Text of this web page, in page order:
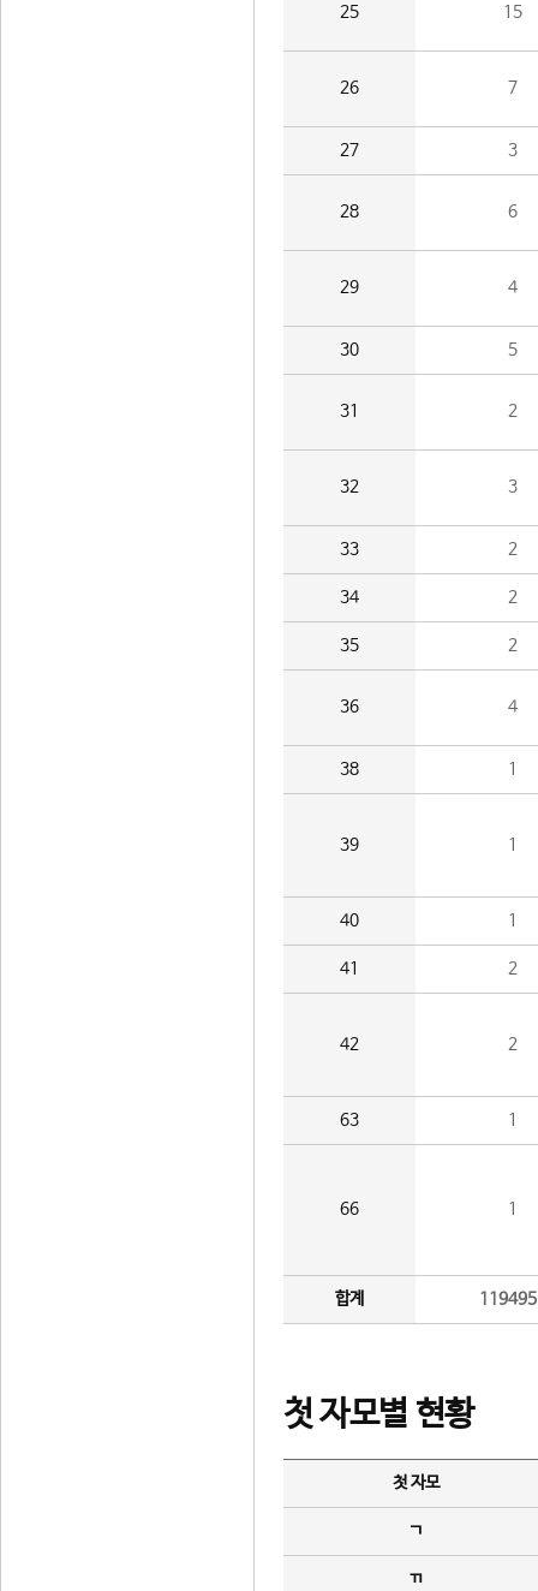
25 15
26 7
27 3
28 6
29 4
30 5
31 2
32 3
33 2
34 2
35 2
36 4
38 1
39 1
40 1
41 2
42 2
63 1
66 1
합계
첫 자모별 현황
첫 자모
ㄱ
ㄲ